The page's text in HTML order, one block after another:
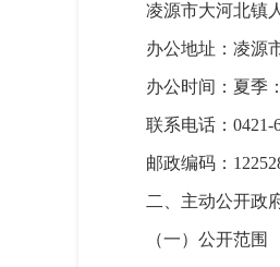
凌源市大河北镇
办公地址：凌源
办公时间：夏季
联系电话：0421-
邮政编码：
二、主动公开政
（一）公开范围